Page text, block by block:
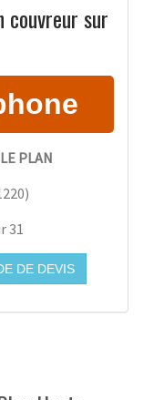
sur
PLAN
)
31
DE DEVIS